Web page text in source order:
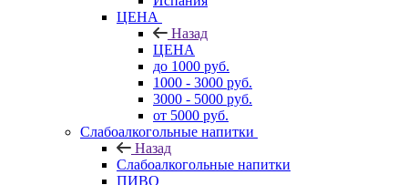
ЦЕНА
Назад
ЦЕНА
до 1000 руб.
1000 - 3000 руб.
3000 - 5000 руб.
от 5000 руб.
Слабоалкогольные напитки
Назад
Слабоалкогольные напитки
ПИВО